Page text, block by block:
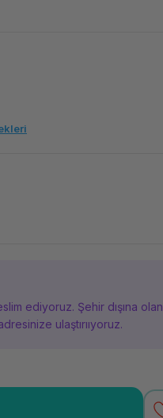
ediyoruz. Şehir dışına olan
ulaştırııyoruz.